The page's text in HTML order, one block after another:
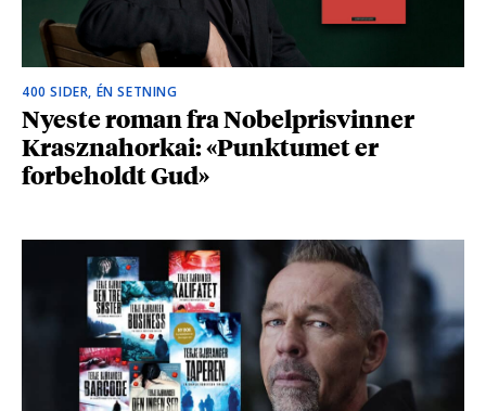
400 SIDER, ÉN SETNING
Nyeste roman fra Nobelprisvinner
Krasznahorkai: «Punktumet er
forbeholdt Gud»